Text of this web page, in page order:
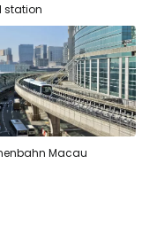
station
Macau